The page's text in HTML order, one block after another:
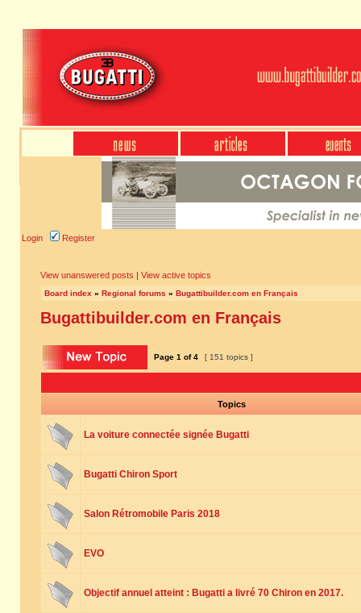
Login Register
View unanswered posts | View active topics
Board index » Regional forums » Bugattibuilder.com en Français
Bugattibuilder.com en Français
Page 1 of4 [ 151 topics ]
Topics
La voiture connectée signée Bugatti
Bugatti Chiron Sport
Salon Rétromobile Paris 2018
EVO
Objectif annuel atteint : Bugatti a livré 70 Chiron en 2017.